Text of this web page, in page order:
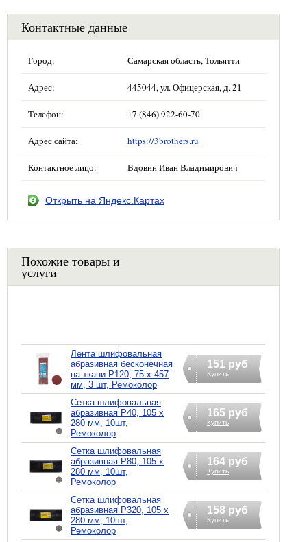
Контактные данные
Город: Самарская область, Тольятти
Адрес: 445044, ул. Офицерская, д. 21
Телефон: +7 (846) 922-60-70
Адрес сайта: https://3brothers.ru
Контактное лицо: Вдовин Иван Владимирович
Открыть на Яндекс.Картах
Похожие товары и
услуги
Лента шлифовальная
абразивная бесконечная
на ткани Р120, 75 х 457
мм, 3 шт, Ремоколор
151 руб
Купить
Сетка шлифовальная
абразивная Р40, 105 х
280 мм, 10шт,
Ремоколор
165 руб
Купить
Сетка шлифовальная
абразивная Р80, 105 х
280 мм, 10шт,
Ремоколор
164 руб
Купить
Сетка шлифовальная
абразивная Р320, 105 х
280 мм, 10шт,
Ремоколор
158 руб
Купить